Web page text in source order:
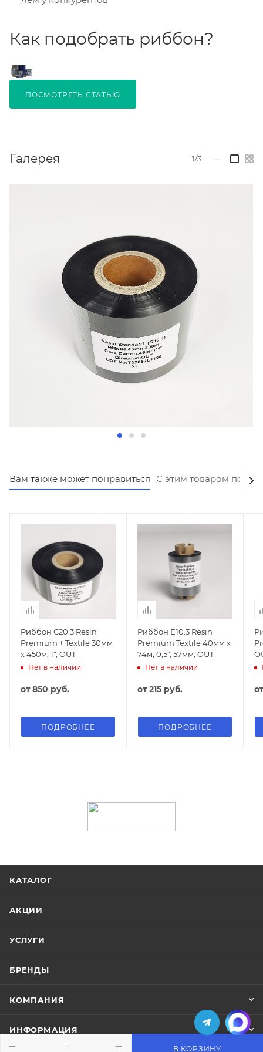
В КОРЗИНУ
Как подобрать риббон?
ПОСМОТРЕТЬ СТАТЬЮ
Галерея 1/3
Вам также может понравиться С этим товаром
Риббон C20.3 Resin
Premium + Textile 30мм
х 450м, 1", OUT
Нет в наличии
от850 руб.
ПОДРОБНЕЕ
Риббон E10.3 Resin
Premium Textile 40мм х
74м, 0,5", 57мм, OUT
Нет в наличии
от215 руб.
ПОДРОБНЕЕ
КАТАЛОГ
АКЦИИ
УСЛУГИ
БРЕНДЫ
КОМПАНИЯ
ИНФОРМАЦИЯ